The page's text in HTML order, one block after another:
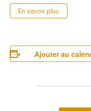
En savoir plus
Ajouter au